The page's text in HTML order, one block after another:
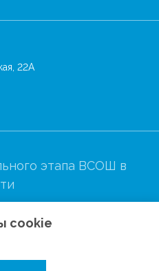
22А
этапа ВСОШ в
cookie